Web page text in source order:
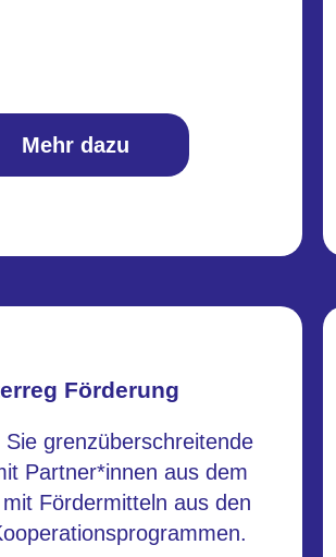
Mehr dazu
Förderung
Sie grenzüberschreitende
Partner*innen aus dem
Fördermitteln aus den